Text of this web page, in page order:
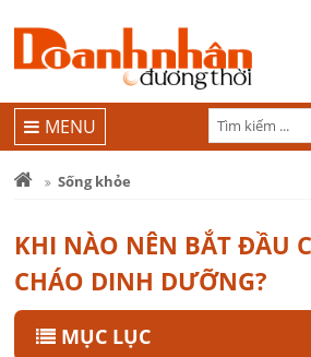
MENU
Sống khỏe
KHI NÀO NÊN BẮT ĐẦU
CHÁO DINH DƯỠNG?
MỤC LỤC